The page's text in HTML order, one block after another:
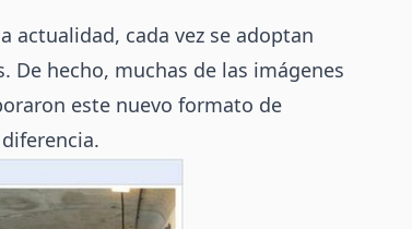
actualidad, cada vez se adoptan
De hecho, muchas de las imágenes
este nuevo formato de